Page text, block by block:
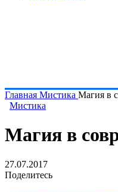
Главная Мистика Магия в
Мистика
Магия в
27.07.2017
Поделитесь